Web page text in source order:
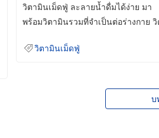
วิตามินเม็ดฟู่ ละลายน้ำดื่มได้ง่าย มา
พร้อมวิตามินรวมที่จำเป็นต่อร่างกาย วิ
วิตามินเม็ดฟู่
บ